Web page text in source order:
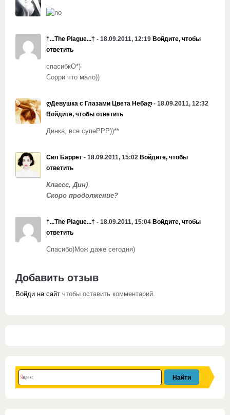
†...The Plague...† - 18.09.2011, 12:19 Войдите, чтобы
ответить
спасибкО*)
Сорри что мало))
ღДевушка с Глазами Цвета Небаღ- 18.09.2011, 12:32
Войдите, чтобы ответить
Динка, все супеРРР))**
Сил Баррет - 18.09.2011, 15:02 Войдите, чтобы
ответить
Классс, Дин)
Скоро продолжение?
†...The Plague...† - 18.09.2011, 15:04 Войдите, чтобы
ответить
Спасибо)Мож даже сегодня)
Добавить отзыв
Войди на сайт чтобы оставить комментарий.